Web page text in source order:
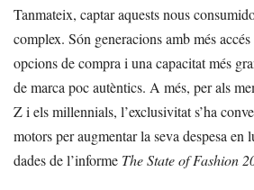
Tanmateix, captar aquests nous
complex. Són generacions amb més
opcions de compra i una capacitat més
de marca poc autèntics. A més, per als
Z i els millennials, l’exclusivitat s’ha
motors per augmentar la seva despesa en
dades de l’informe The State of Fashion